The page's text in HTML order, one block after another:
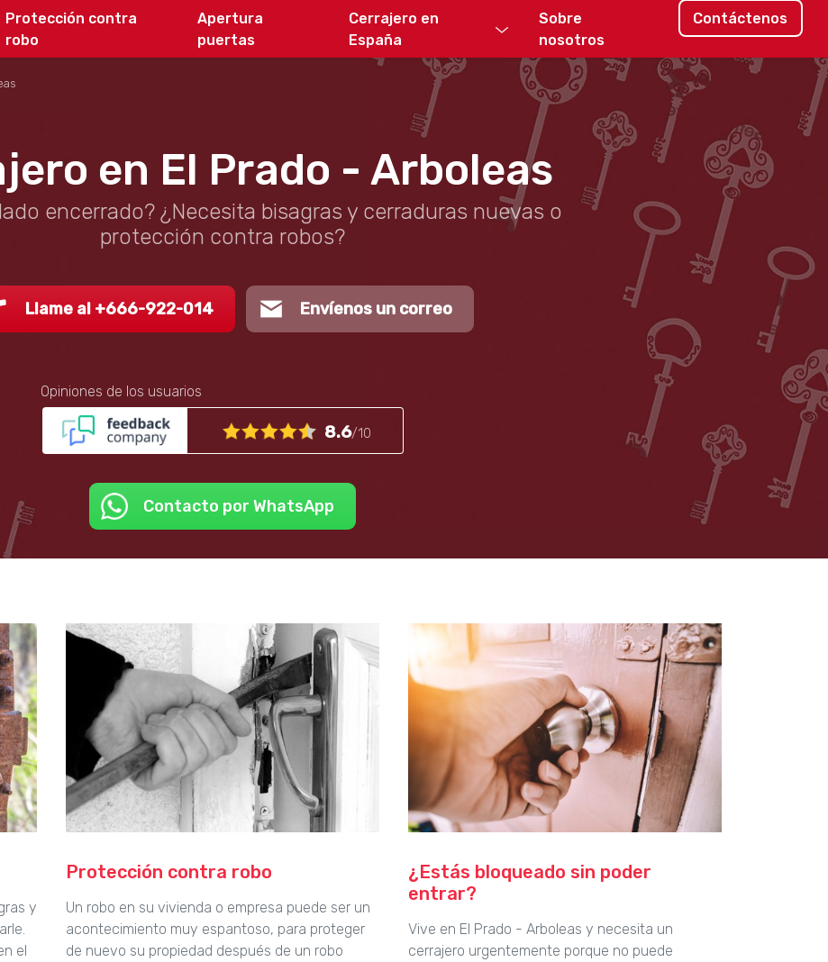
Protección contra
robo
Apertura
puertas
Cerrajero en
España
Sobre
nosotros
Contáctenos
en El Prado - Arboleas
encerrado? ¿Necesita bisagras y cerraduras nuevas o
protección contra robos?
Llame al +666-922-014 Envíenos un correo
Opiniones de los usuarios
8.6/10
Contacto por WhatsApp
y
el
Protección contra robo
Un robo en su vivienda o empresa puede ser un
acontecimiento muy espantoso, para proteger
de nuevo su propiedad después de un robo
¿Estás bloqueado sin poder
entrar?
Vive en El Prado - Arboleas y necesita un
cerrajero urgentemente porque no puede